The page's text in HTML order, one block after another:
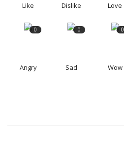
Like Dislike Love
0
Angry
0
Sad
0
Wow